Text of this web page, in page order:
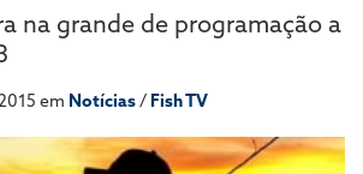
na grande de programação a
em Notícias/ Fish TV